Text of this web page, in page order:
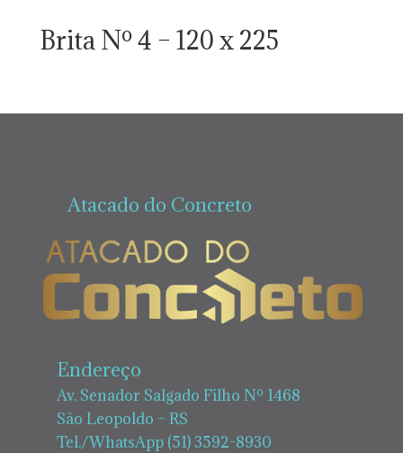
Brita Nº 4 – 120 x 225
Atacado do Concreto
Endereço
Av. Senador Salgado Filho Nº 1468
São Leopoldo – RS
Tel./WhatsApp (51) 3592-8930